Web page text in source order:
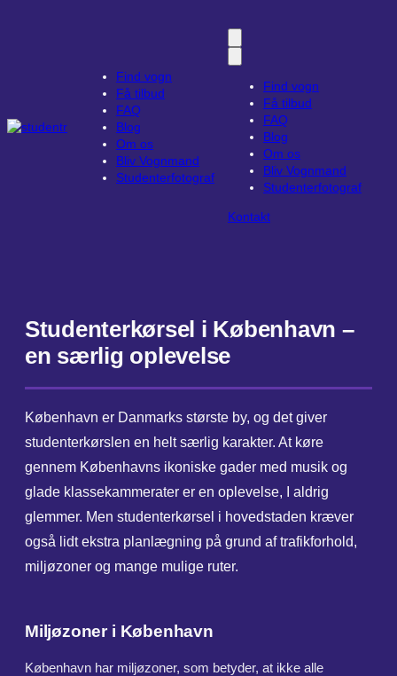
Find vogn
Få tilbud
FAQ
Blog
Om os
Bliv Vognmand
Studenterfotograf
Find vogn
Få tilbud
FAQ
Blog
Om os
Bliv Vognmand
Studenterfotograf
Kontakt
Studenterkørsel i København –
en særlig oplevelse
København er Danmarks største by, og det giver
studenterkørslen en helt særlig karakter. At køre
gennem Københavns ikoniske gader med musik og
glade klassekammerater er en oplevelse, I aldrig
glemmer. Men studenterkørsel i hovedstaden kræver
også lidt ekstra planlægning på grund af trafikforhold,
miljøzoner og mange mulige ruter.
Miljøzoner i København
København har miljøzoner, som betyder, at ikke alle